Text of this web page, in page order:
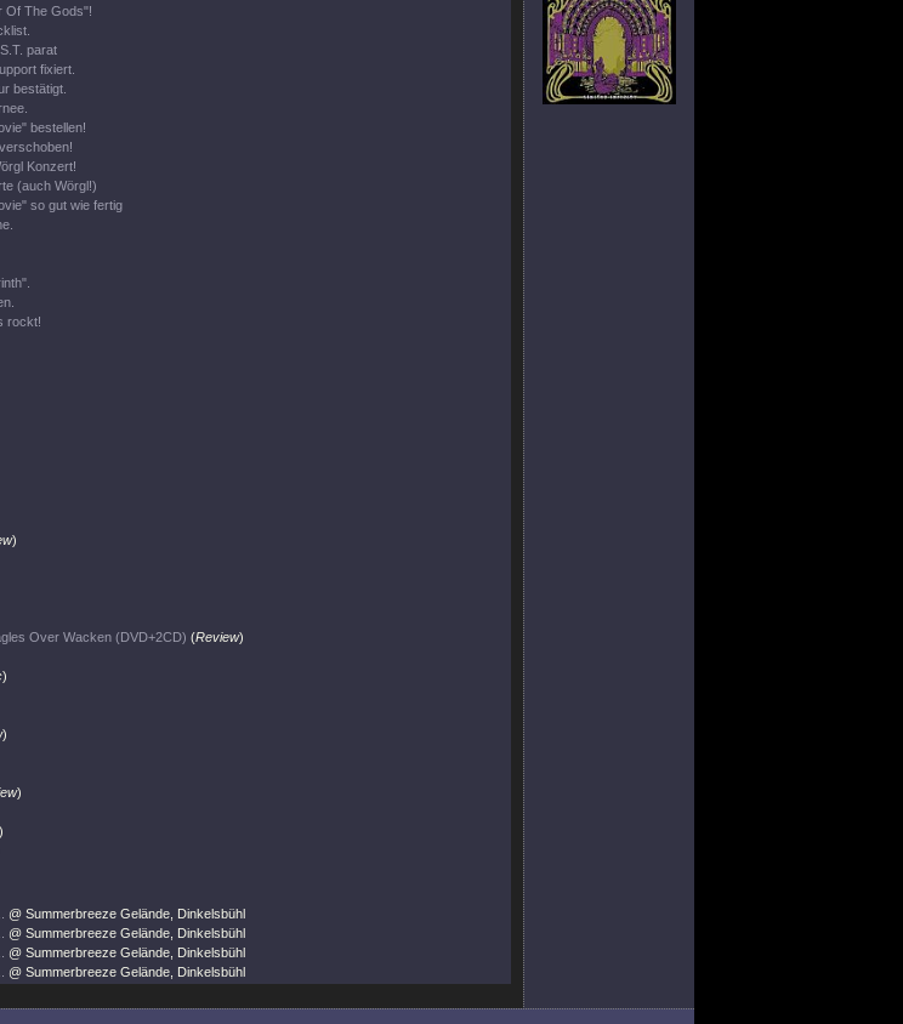
Of The Gods"!
parat
fixiert.
bestätigt.
bestellen!
Konzert!
(auch Wörgl!)
so gut wie fertig
rockt!
)
Over Wacken (DVD+2CD) (Review)
)
)
)
)
@ Summerbreeze Gelände, Dinkelsbühl
@ Summerbreeze Gelände, Dinkelsbühl
@ Summerbreeze Gelände, Dinkelsbühl
@ Summerbreeze Gelände, Dinkelsbühl